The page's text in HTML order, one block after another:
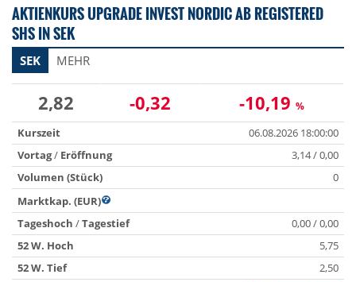
AKTIENKURS UPGRADE INVEST NORDIC AB REGISTERED
SHS IN SEK
SEK MEHR
2,82 -0,32 -10,19 %
Kurszeit
06.08.2026 18:00:00
Vortag/ Eröffnung
3,14 / 0,00
Volumen (Stück)
0
Marktkap. (EUR)
Tageshoch /Tagestief
0,00 / 0,00
52 W. Hoch
5,75
52 W. Tief
2,50